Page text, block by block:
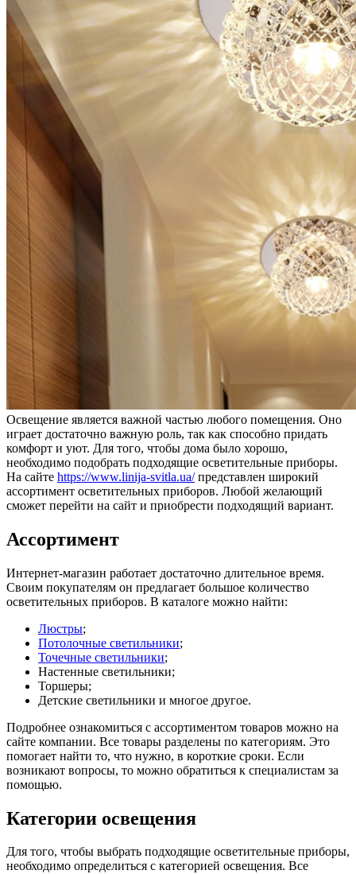
Освещение является важной частью любого помещения. Оно
играет достаточно важную роль, так как способно придать
комфорт и уют. Для того, чтобы дома было хорошо,
необходимо подобрать подходящие осветительные приборы.
На сайте https://www.linija-svitla.ua/представлен широкий
ассортимент осветительных приборов. Любой желающий
сможет перейти на сайт и приобрести подходящий вариант.
Ассортимент
Интернет-магазин работает достаточно длительное время.
Своим покупателям он предлагает большое количество
осветительных приборов. В каталоге можно найти:
Люстры;
Потолочные светильники;
Точечные светильники;
Настенные светильники;
Торшеры;
Детские светильники и многое другое.
Подробнее ознакомиться с ассортиментом товаров можно на
сайте компании. Все товары разделены по категориям. Это
помогает найти то, что нужно, в короткие сроки. Если
возникают вопросы, то можно обратиться к специалистам за
помощью.
Категории освещения
Для того, чтобы выбрать подходящие осветительные приборы,
необходимо определиться с категорией освещения. Все